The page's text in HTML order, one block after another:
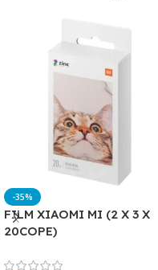
-35%
FILM XIAOMI MI (2 X 3 X
20COPE)